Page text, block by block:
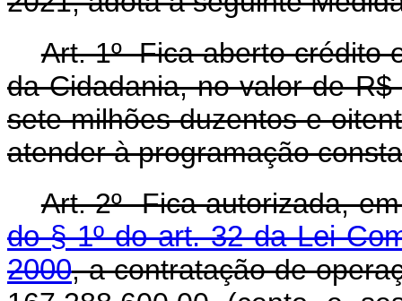
Art. 1º Fica aberto crédito
da Cidadania, no valor de
sete milhões duzentos e
atender à programação
Art. 2º Fica autorizada,
do § 1º do art. 32 da Lei
2000, a contratação de